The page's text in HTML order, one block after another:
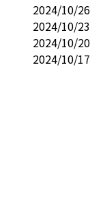
2024/10/26
2024/10/23
2024/10/20
2024/10/17